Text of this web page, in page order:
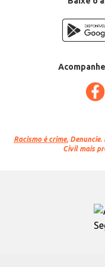
Racismo é crime. Denuncie.
Civil mais